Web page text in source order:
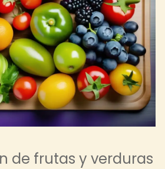
de frutas y verduras